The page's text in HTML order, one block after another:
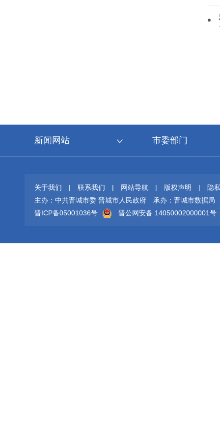
新闻网站 市委部门
关于我们 | 联系我们 | 网站导航 | 版权声明 |
隐
主办：中共晋城市委 晋城市人民政府
承办：晋城市数据局
晋ICP备05001036号
晋公网安备 14050002000001号